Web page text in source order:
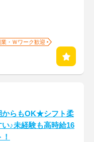
業・Ｗワーク歓迎
からもOK★シフト柔
♪未経験も高時給16